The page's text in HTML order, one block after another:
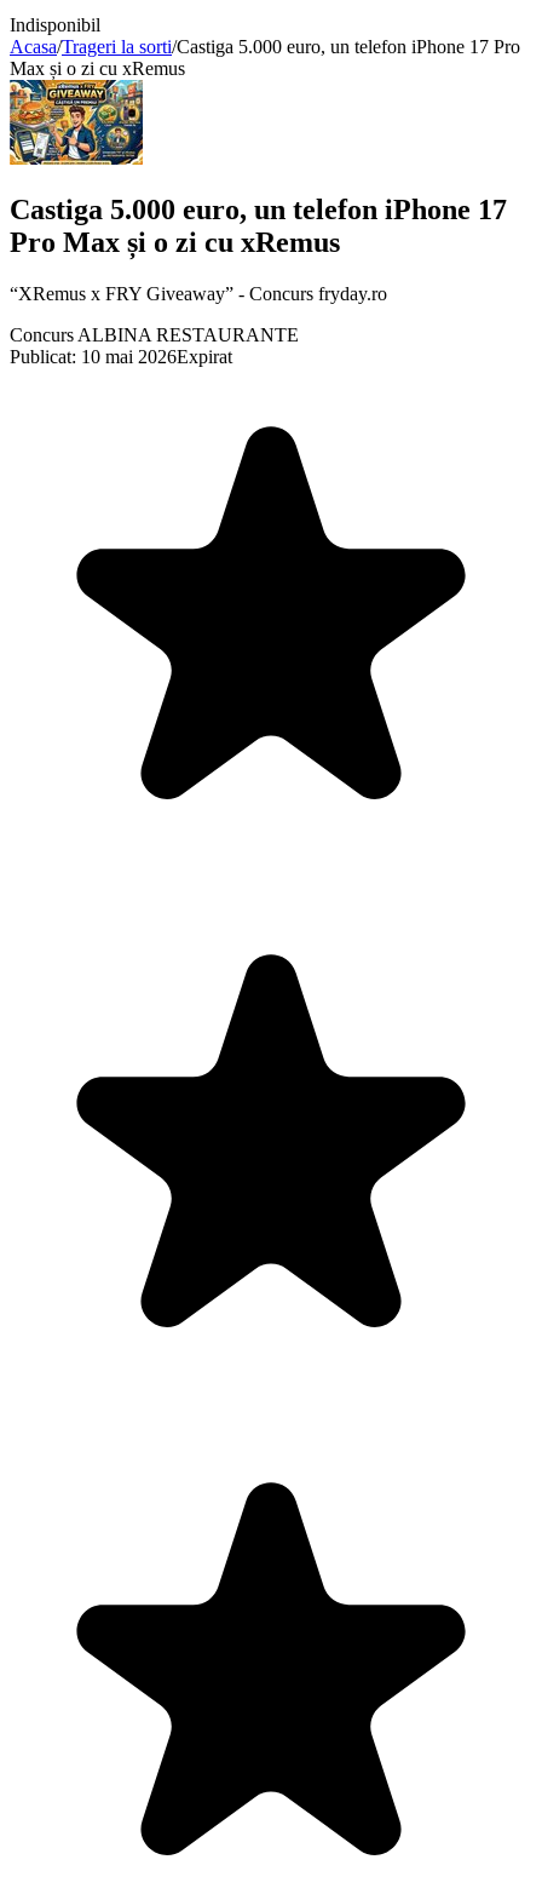
Indisponibil
Acasa/Trageri la sorti/Castiga 5.000 euro, un telefon iPhone 17 Pro
Max și o zi cu xRemus
Castiga 5.000 euro, un telefon iPhone 17
Pro Max și o zi cu xRemus
“XRemus x FRY Giveaway” - Concurs fryday.ro
Concurs ALBINA RESTAURANTE
Publicat: 10 mai 2026Expirat